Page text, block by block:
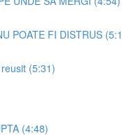
POATE FI DISTRUS
(5:31)
(4:48)